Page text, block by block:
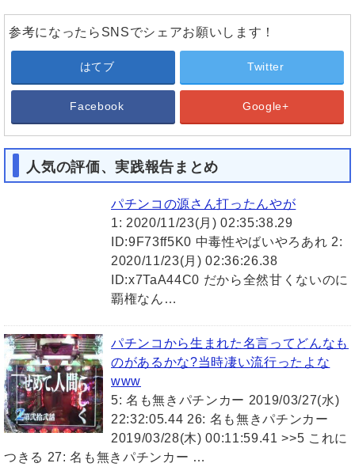
参考になったらSNSでシェアお願いします！
はてブ Twitter
Facebook Google+
人気の評価、実践報告まとめ
パチンコの源さん打ったんやが
1: 2020/11/23(月) 02:35:38.29
ID:9F73ff5K0 中毒性やばいやろあれ 2:
2020/11/23(月) 02:36:26.38
ID:x7TaA44C0 だから全然甘くないのに
覇権なん…
パチンコから生まれた名言ってどんなも
のがあるかな?当時凄い流行ったよな
www
5: 名も無きパチンカー 2019/03/27(水)
22:32:05.44 26: 名も無きパチンカー
2019/03/28(木) 00:11:59.41 >>5 これに
つきる 27: 名も無きパチンカー …